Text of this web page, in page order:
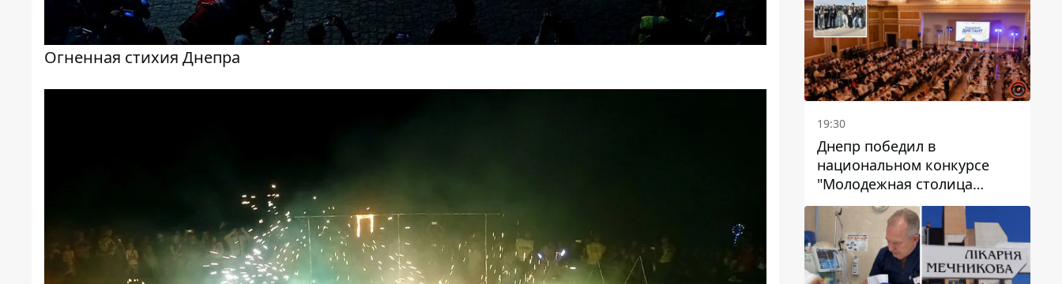
Огненная стихия Днепра
19:30
Днепр победил в
национальном конкурсе
"Молодежная столица
Украины – 2026"